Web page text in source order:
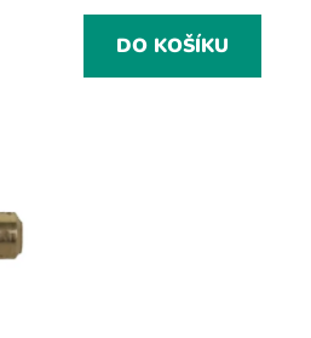
DO KOŠÍKU